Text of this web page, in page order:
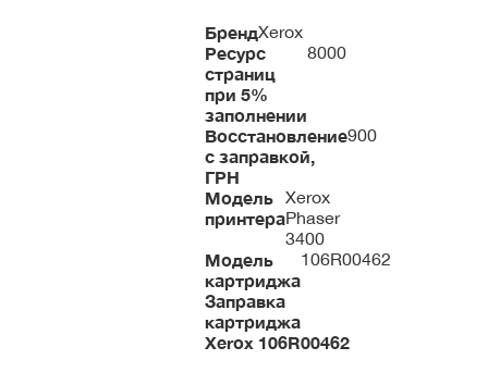
БрендXerox
Ресурс
страниц
при 5%
заполнении
8000
Восстановление
с заправкой,
ГРН
900
Модель
принтера
Xerox
Phaser
3400
Модель
картриджа
106R00462
Заправка
картриджа
Xerox 106R00462